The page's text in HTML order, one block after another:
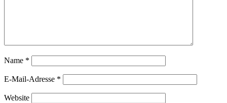
Name *
E-Mail-Adresse *
Website